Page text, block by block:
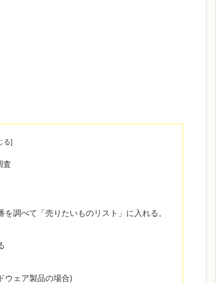
査
調べて「売りたいものリスト」に入れる。
ウェア製品の場合)